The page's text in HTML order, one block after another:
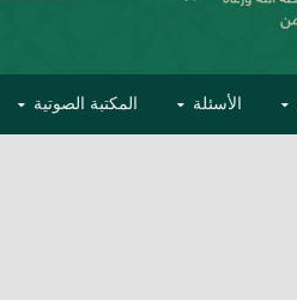
الأسئلة المكتبة الصوتية